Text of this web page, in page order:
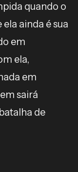
quando o
ainda é sua
em
ela,
em
sairá
de